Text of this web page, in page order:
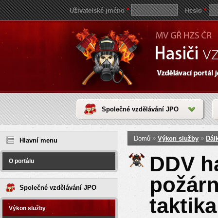
Uživatelské jméno* Heslo*
Společné vzdělávání JPO
Hlavní menu
O portálu
Společné vzdělávání JPO
Výkon služby
Jste zde
Domů » Výkon služby »
DDV
taktika
save
reddit
video
coloring
pages
love
horoscope
today